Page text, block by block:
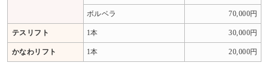
ボルベラ 70,000円
テスリフト 1本 30,000円
かなわリフト 1本 20,000円